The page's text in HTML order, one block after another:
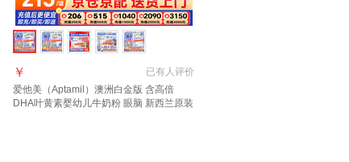
已有人评价
￥
爱他美（Aptamil）澳洲白金版 含高倍
DHA叶黄素婴幼儿牛奶粉 眼脑 新西兰原装